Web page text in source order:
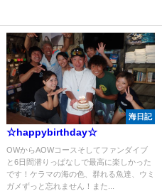
海日記
☆happybirthday☆
OWからAOWコースそしてファンダイブ
と6日間潜りっぱなしで最高に楽しかった
です！ケラマの海の色、群れる魚達、ウミ
ガメずっと忘れません！また...